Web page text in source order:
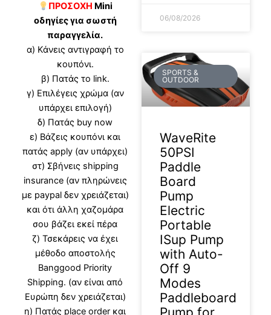
ΠΡΟΣΟΧΗ Mini
οδηγίες για σωστή
παραγγελία.
α) Κάνεις αντιγραφή το
κουπόνι.
β) Πατάς το link.
γ) Επιλέγεις χρώμα (αν
υπάρχει επιλογή)
δ) Πατάς buy now
ε) Βάζεις κουπόνι και
πατάς apply (αν υπάρχει)
στ) Σβήνεις shipping
insurance (αν πληρώνεις
με paypal δεν χρειάζεται)
και ότι άλλη χαζομάρα
σου βάζει εκεί πέρα
ζ) Τσεκάρεις να έχει
μέθοδο αποστολής
Banggood Priority
Shipping. (αν είναι από
Ευρώπη δεν χρειάζεται)
η) Πατάς place order και
06/08/2026
SPORTS &
OUTDOOR
WaveRite
50PSI
Paddle
Board
Pump
Electric
Portable
ISup Pump
with Auto-
Off 9
Modes
Paddleboard